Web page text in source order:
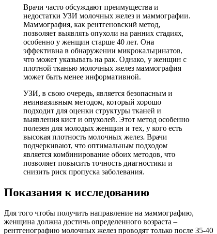
Врачи часто обсуждают преимущества и
недостатки УЗИ молочных желез и маммографии.
Маммография, как рентгеновский метод,
позволяет выявлять опухоли на ранних стадиях,
особенно у женщин старше 40 лет. Она
эффективна в обнаружении микрокальцинатов,
что может указывать на рак. Однако, у женщин с
плотной тканью молочных желез маммография
может быть менее информативной.
УЗИ, в свою очередь, является безопасным и
неинвазивным методом, который хорошо
подходит для оценки структуры тканей и
выявления кист и опухолей. Этот метод особенно
полезен для молодых женщин и тех, у кого есть
высокая плотность молочных желез. Врачи
подчеркивают, что оптимальным подходом
является комбинирование обоих методов, что
позволяет повысить точность диагностики и
снизить риск пропуска заболевания.
Показания к исследованию
Для того чтобы получить направление на маммографию,
женщина должна достичь определенного возраста –
рентгенографию молочных желез проводят только после 35-40